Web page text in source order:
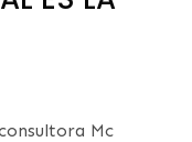
Mc